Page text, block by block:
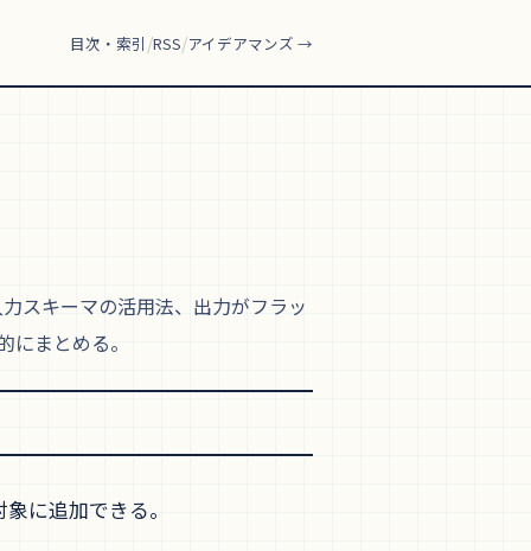
目次・索引 /RSS/アイデアマンズ →
スキーマの活用法、出力がフラッ
まとめる。
に追加できる。